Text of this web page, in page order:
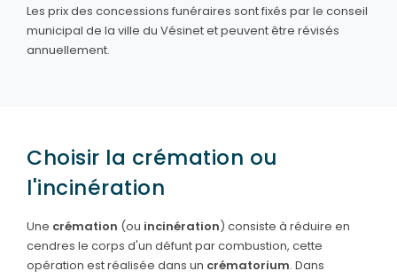
Les prix des concessions funéraires sont fixés par le conseil
municipal de la ville du Vésinet et peuvent être révisés
annuellement.
Choisir la crémation ou
l'incinération
Une crémation (ou incinération) consiste à réduire en
cendres le corps d'un défunt par combustion, cette
opération est réalisée dans un crématorium. Dans